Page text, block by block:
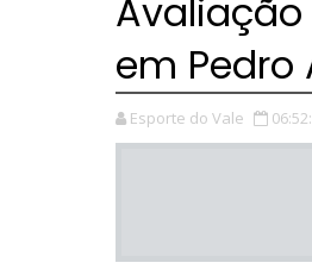
em Pedro
Esporte do Vale